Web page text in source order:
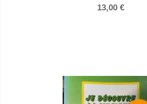
13,00 €